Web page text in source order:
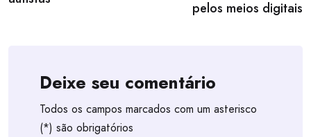
pelos meios digitais
Deixe seu comentário
Todos os campos marcados com um asterisco
(*) são obrigatórios